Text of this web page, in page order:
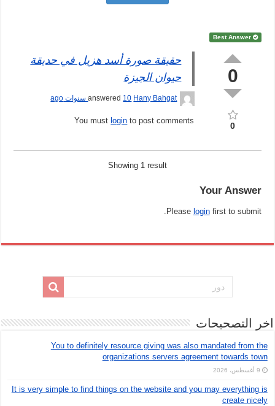
Best Answer
0
0
حقيقة صورة أسد هزيل في حديقة
حيوان الجيزة
Hany Bahgat
answered10 سنوات ago
You mustloginto post comments
Showing 1 result
Your Answer
Pleaseloginfirst to submit.
التصحيحات
You to definitely resource giving was also mandated from the
organizations servers agreement towards town
9 أغسطس، 2026
It is very simple to find things on the website and you may everything is
create nicely